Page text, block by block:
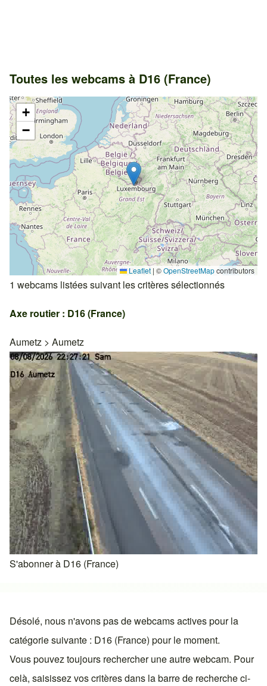
Toutes les webcams à D16 (France)
+
−
Leaflet | ©OpenStreetMapcontributors
1 webcams listées suivant les critères sélectionnés
Axe routier : D16 (France)
Aumetz > Aumetz
S'abonner à D16 (France)
Désolé, nous n'avons pas de webcams actives pour la
catégorie suivante : D16 (France) pour le moment.
Vous pouvez toujours rechercher une autre webcam. Pour
celà, saisissez vos critères dans la barre de recherche ci-